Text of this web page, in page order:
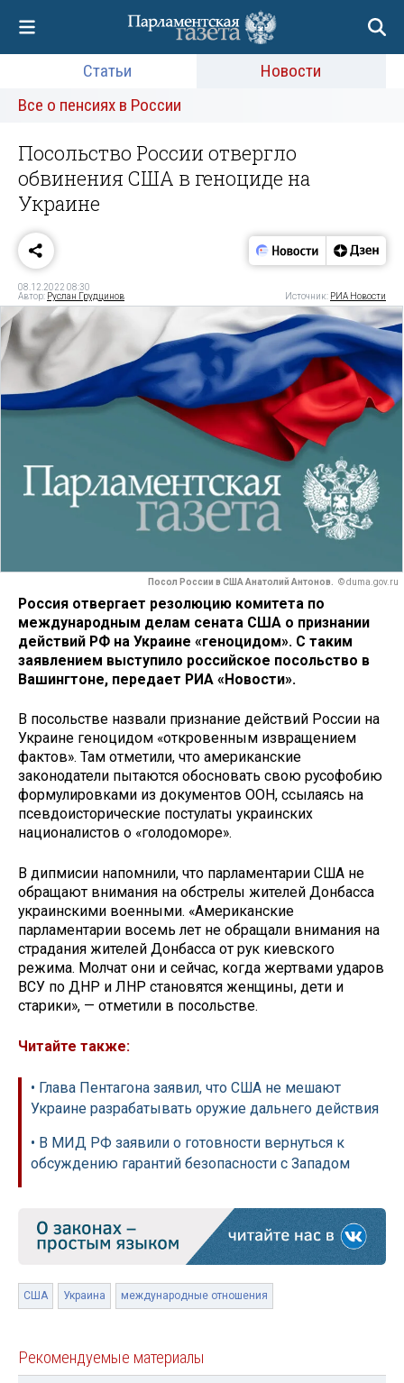
Статьи
Новости
Все о пенсиях в России
Посольство России отвергло
обвинения США в геноциде на
Украине
08.12.2022 08:30
Автор: Руслан Грудцинов Источник: РИА Новости
Посол России в США Анатолий Антонов. © duma.gov.ru
Россия отвергает резолюцию комитета по
международным делам сената США о признании
действий РФ на Украине «геноцидом». С таким
заявлением выступило российское посольство в
Вашингтоне, передает РИА «Новости».
В посольстве назвали признание действий России на
Украине геноцидом «откровенным извращением
фактов». Там отметили, что американские
законодатели пытаются обосновать свою русофобию
формулировками из документов ООН, ссылаясь на
псевдоисторические постулаты украинских
националистов о «голодоморе».
В дипмисии напомнили, что парламентарии США не
обращают внимания на обстрелы жителей Донбасса
украинскими военными. «Американские
парламентарии восемь лет не обращали внимания на
страдания жителей Донбасса от рук киевского
режима. Молчат они и сейчас, когда жертвами ударов
ВСУ по ДНР и ЛНР становятся женщины, дети и
старики», — отметили в посольстве.
Читайте также:
• Глава Пентагона заявил, что США не мешают
Украине разрабатывать оружие дальнего действия
• В МИД РФ заявили о готовности вернуться к
обсуждению гарантий безопасности с Западом
США Украина международные отношения
Рекомендуемые материалы